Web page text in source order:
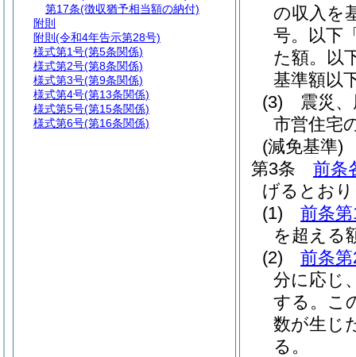
の収入を
号。以下
た額。以
基準額以
(3)
震災
市営住宅
(減免基準)
第3条
前条
げるとお
(1)
前条
を超える
(2)
前条
分に応じ
する。 こ
数が生じ
る。
第17条(徴収猶予相当額の納付)
附則
附則 (令和4年告示第28号)
様式第1号(第5条関係)
様式第2号(第8条関係)
様式第3号(第9条関係)
様式第4号(第13条関係)
様式第5号(第15条関係)
様式第6号(第16条関係)